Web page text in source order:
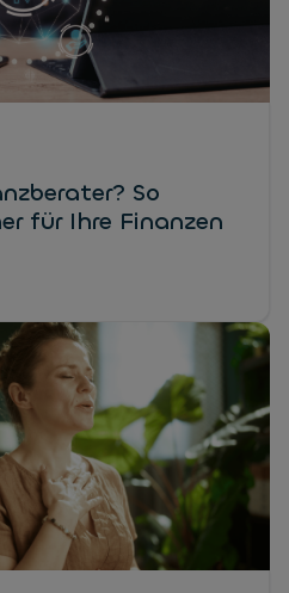
So
für Ihre Finanzen